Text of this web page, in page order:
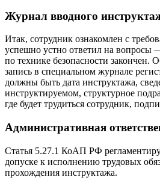
Журнал вводного
Итак, сотрудник ознакомлен с
успешно устно ответил на вопросы
по технике безопасности закончен.
запись в специальном журнале
должны быть дата инструктажа,
инструктируемом, структурное
где будет трудиться сотрудник,
Административная
Статья 5.27.1 КоАП РФ
допуске к исполнению трудовых
прохождения инструктажа.